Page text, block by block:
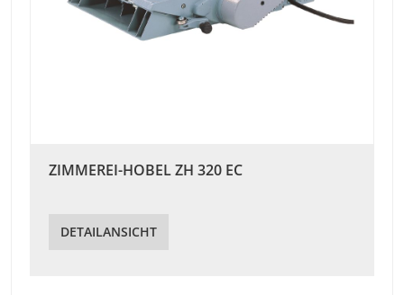
ZIMMEREI-HOBEL ZH 320 EC
DETAILANSICHT